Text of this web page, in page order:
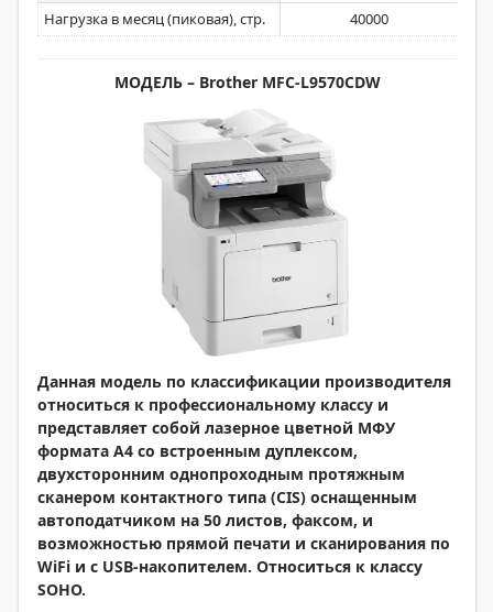
Нагрузка в месяц (пиковая), стр.
40000
МОДЕЛЬ – Brother MFC-L9570CDW
Данная модель по классификации производителя
относиться к профессиональному классу и
представляет собой лазерное цветной МФУ
формата А4 со встроенным дуплексом,
двухсторонним однопроходным протяжным
сканером контактного типа (CIS) оснащенным
автоподатчиком на 50 листов, факсом, и
возможностью прямой печати и сканирования по
WiFi и с USB-накопителем. Относиться к классу
SOHO.